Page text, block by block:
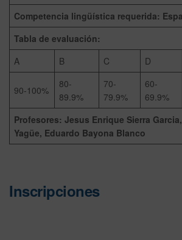
Competencia lingüística requerida:
Tabla de evaluación:
A
B C D
90-100%
80-
89.9%
70-
79.9%
60-
69.9%
Profesores: Jesus Enrique Sierra
Yagüe, Eduardo Bayona Blanco
Inscripciones